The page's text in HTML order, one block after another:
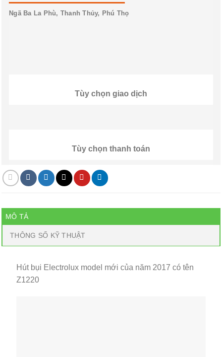
Ngã Ba La Phù, Thanh Thủy, Phú Thọ
Tùy chọn giao dịch
Tùy chọn thanh toán
MÔ TẢ
THÔNG SỐ KỸ THUẬT
Hút bụi Electrolux model mới của năm 2017 có tên
Z1220